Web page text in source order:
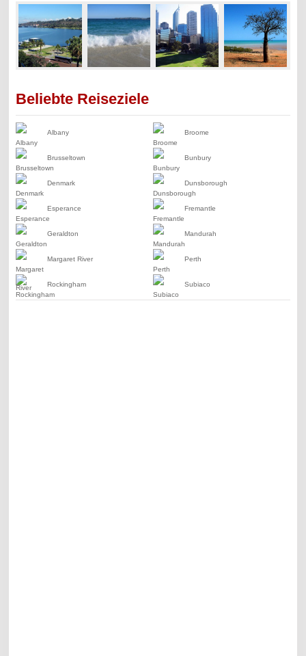
Beliebte Reiseziele
Albany Broome
Brusseltown Bunbury
Denmark Dunsborough
Esperance Fremantle
Geraldton Mandurah
Margaret River Perth
Rockingham Subiaco